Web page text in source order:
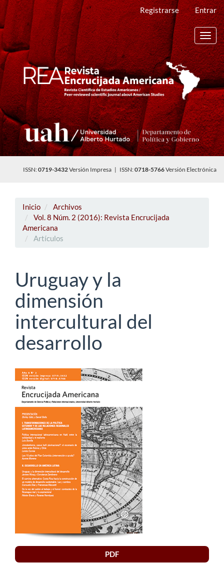
Navegación
principal
Contenido
principal
Barra
lateral
Registrarse Entrar
ISSN:0719-3432Versión Impresa | ISSN:0718-5766Versión Electrónica
Inicio
Archivos
Vol. 8 Núm. 2 (2016): Revista Encrucijada
Americana
Artículos
Uruguay y la
dimensión
intercultural del
desarrollo
Barra
lateral
del
artículo
PDF